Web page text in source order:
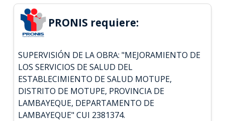
PRONIS requiere:
SUPERVISIÓN DE LA OBRA: "MEJORAMIENTO DE
LOS SERVICIOS DE SALUD DEL
ESTABLECIMIENTO DE SALUD MOTUPE,
DISTRITO DE MOTUPE, PROVINCIA DE
LAMBAYEQUE, DEPARTAMENTO DE
LAMBAYEQUE" CUI 2381374.